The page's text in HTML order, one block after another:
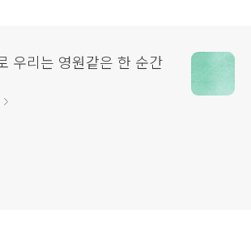
우리는 영원같은 한 순간